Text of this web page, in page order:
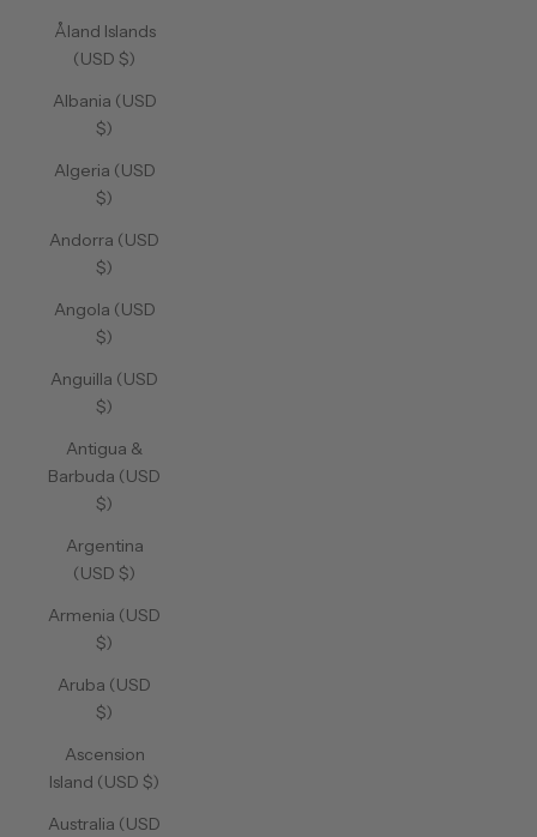
Åland Islands
(USD $)
Albania (USD
$)
Algeria (USD
$)
Andorra (USD
$)
Angola (USD
$)
Anguilla (USD
$)
Antigua &
Barbuda (USD
$)
Argentina
(USD $)
Armenia (USD
$)
Aruba (USD
$)
Ascension
Island (USD $)
Australia (USD